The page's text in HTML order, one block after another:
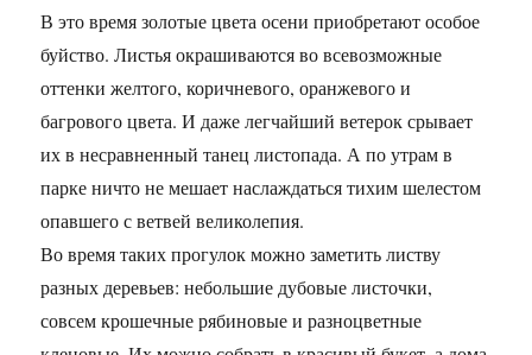
В это время золотые цвета осени приобретают особое
буйство. Листья окрашиваются во всевозможные
оттенки желтого, коричневого, оранжевого и
багрового цвета. И даже легчайший ветерок срывает
их в несравненный танец листопада. А по утрам в
парке ничто не мешает наслаждаться тихим шелестом
опавшего с ветвей великолепия.
Во время таких прогулок можно заметить листву
разных деревьев: небольшие дубовые листочки,
совсем крошечные рябиновые и разноцветные